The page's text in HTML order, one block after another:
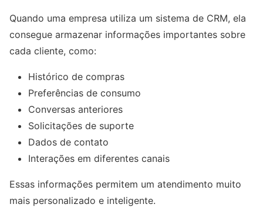
Quando uma empresa utiliza um sistema de CRM, ela
consegue armazenar informações importantes sobre
cada cliente, como:
Histórico de compras
Preferências de consumo
Conversas anteriores
Solicitações de suporte
Dados de contato
Interações em diferentes canais
Essas informações permitem um atendimento muito
mais personalizado e inteligente.